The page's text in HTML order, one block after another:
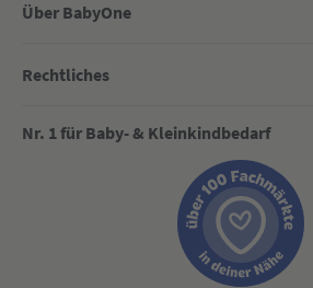
Über BabyOne
Rechtliches
Nr. 1 für Baby- & Kleinkindbedarf